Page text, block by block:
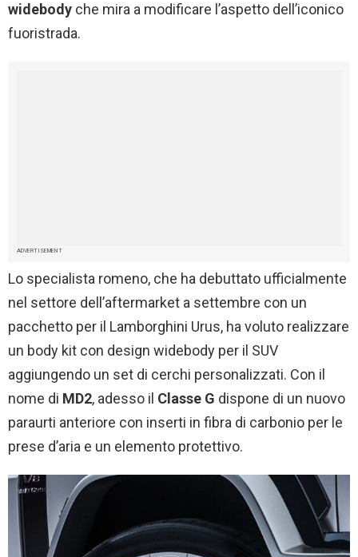
widebody che mira a modificare l’aspetto dell’iconico
fuoristrada.
ADVERTISEMENT
Lo specialista romeno, che ha debuttato ufficialmente
nel settore dell’aftermarket a settembre con un
pacchetto per il Lamborghini Urus, ha voluto realizzare
un body kit con design widebody per il SUV
aggiungendo un set di cerchi personalizzati. Con il
nome di MD2, adesso il Classe G dispone di un nuovo
paraurti anteriore con inserti in fibra di carbonio per le
prese d’aria e un elemento protettivo.